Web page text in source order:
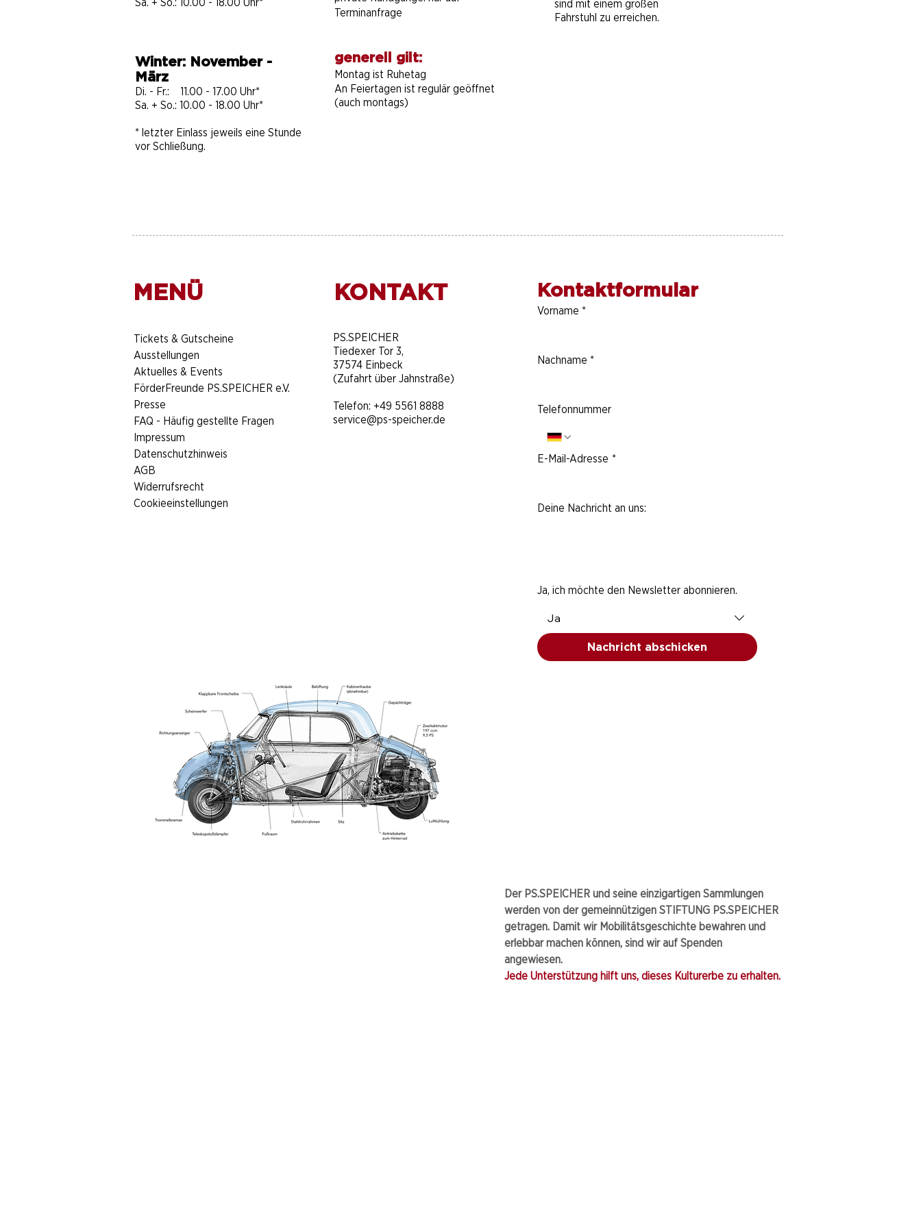
Sa. + So.: 10.00 - 18.00 Uhr*
Terminanfrage
Winter: November -
März
Di. - Fr.: 11.00 - 17.00 Uhr*
Sa. + So.: 10.00 - 18.00 Uhr​​​*
* letzter Einlass jeweils eine Stunde
vor Schließung.
generell gilt:
Montag ist Ruhetag
An Feiertagen ist regulär geöffnet
(auch montags)
sind mit einem großen
Fahrstuhl zu erreichen.
MENÜ
​Tickets & Gutscheine
Ausstellungen
Aktuelles & Events
FörderFreunde PS.SPEICHER e.V.
Presse
FAQ - Häufig gestellte Fragen
Impressum
Datenschutzhinweis
AGB
Widerrufsrecht
Cookieeinstellungen
KONTAKT
​PS.SPEICHER
Tiedexer Tor 3,
37574 Einbeck
(Zufahrt über Jahnstraße)
Telefon: +49 5561 8888
service@ps-speicher.de
Kontaktformular
Vorname *
Nachname *
Telefonnummer
E-Mail-Adresse *
Deine Nachricht an uns:
Ja, ich möchte den Newsletter abonnieren.
Ja
Nachricht abschicken
Der PS.SPEICHER und seine einzigartigen Sammlungen
werden von der gemeinnützigen STIFTUNG PS.SPEICHER
getragen. Damit wir Mobilitätsgeschichte bewahren und
erlebbar machen können, sind wir auf Spenden
angewiesen.
Jede Unterstützung hilft uns, dieses Kulturerbe zu erhalten.​